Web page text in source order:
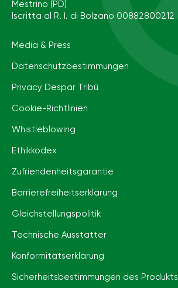
Mestrino (PD)
Iscritta al R. I. di Bolzano 00882800212
Media & Press
Datenschutzbestimmungen
Privacy Despar Tribù
Cookie-Richtlinien
Whistleblowing
Ethikkodex
Zufriendenheitsgarantie
Barrierefreiheits­erklärung
Gleichstellungspolitik
Technische Ausstatter
Konformitätserklärung
Sicherheitsbestimmungen des Produkts